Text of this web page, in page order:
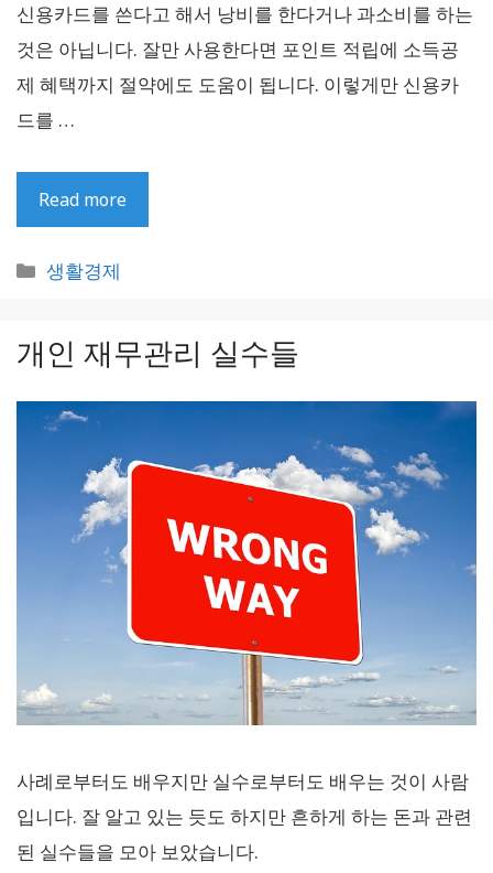
신용카드를 쓴다고 해서 낭비를 한다거나 과소비를 하는
것은 아닙니다. 잘만 사용한다면 포인트 적립에 소득공
제 혜택까지 절약에도 도움이 됩니다. 이렇게만 신용카
드를 …
Read more
카
리
생활경제
개인 재무관리 실수들
사례로부터도 배우지만 실수로부터도 배우는 것이 사람
입니다. 잘 알고 있는 듯도 하지만 흔하게 하는 돈과 관련
된 실수들을 모아 보았습니다.